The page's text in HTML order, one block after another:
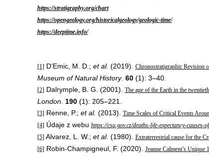
https://stratigraphy.org/chart
https://opengeology.org/historicalgeology/geologic-time/
https://deeptime.info/
[1]D’Emic, M. D.; et al. (2019). Chronostratigraphic Revision
Museum of Natural History. 60(1): 3–40.
[2]Dalrymple, B. G. (2001). The age of the Earth in the
London. 190(1): 205–221.
[3]Renne, P.; et al. (2013). Time Scales of Critical Events
[4]Údaje z webu https://csu.gov.cz/deaths-life-expectancy-causes-
[5]Alvarez, L. W.; et al. (1980). Extraterrestrial cause for the
[6]Robin-Champigneul, F. (2020). Jeanne Calment’s